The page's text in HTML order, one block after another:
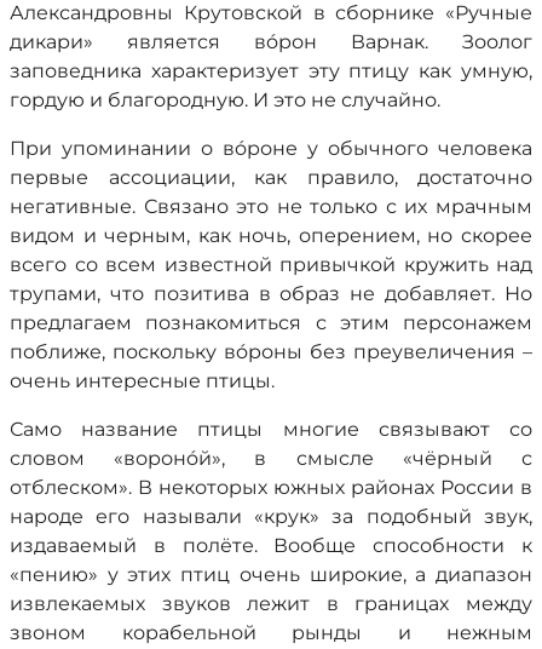
Александровны Крутовской в сборнике «Ручные
дикари» является вóрон Варнак. Зоолог
заповедника характеризует эту птицу как умную,
гордую и благородную. И это не случайно.
При упоминании о вóроне у обычного человека
первые ассоциации, как правило, достаточно
негативные. Связано это не только с их мрачным
видом и черным, как ночь, оперением, но скорее
всего со всем известной привычкой кружить над
трупами, что позитива в образ не добавляет. Но
предлагаем познакомиться с этим персонажем
поближе, поскольку вóроны без преувеличения –
очень интересные птицы.
Само название птицы многие связывают со
словом «воронóй», в смысле «чёрный с
отблеском». В некоторых южных районах России в
народе его называли «крук» за подобный звук,
издаваемый в полёте. Вообще способности к
«пению» у этих птиц очень широкие, а диапазон
извлекаемых звуков лежит в границах между
звоном корабельной рынды и нежным